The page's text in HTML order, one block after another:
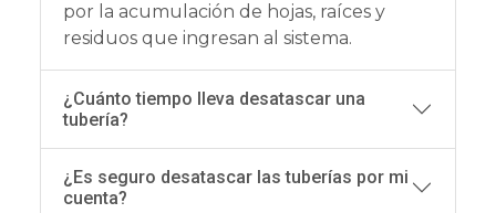
por la acumulación de hojas, raíces y
residuos que ingresan al sistema.
¿Cuánto tiempo lleva desatascar una
tubería?
¿Es seguro desatascar las tuberías por mi
cuenta?